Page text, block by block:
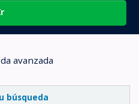
avanzada
búsqueda